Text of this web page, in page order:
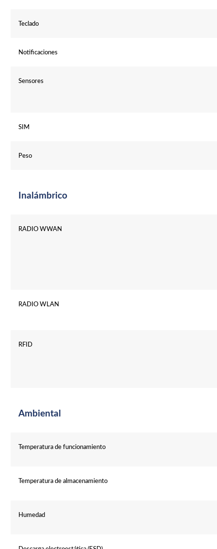
Teclado
Notificaciones
Sensores
SIM
Peso
Inalámbrico
RADIO WWAN
RADIO WLAN
RFID
Ambiental
Temperatura de funcionamiento
Temperatura de almacenamiento
Humedad